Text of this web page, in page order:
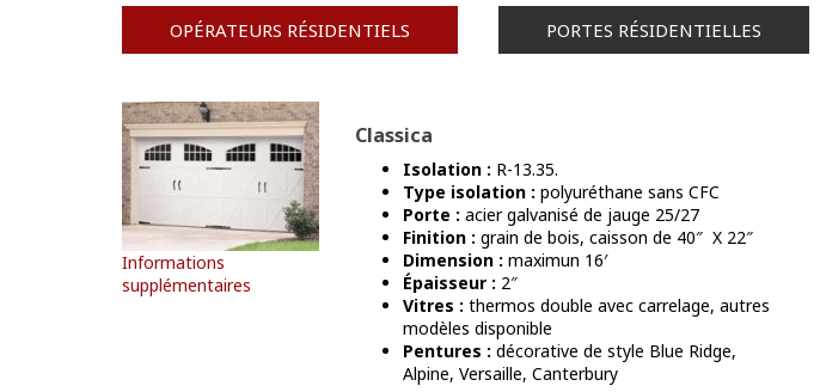
OPÉRATEURS RÉSIDENTIELS PORTES RÉSIDENTIELLES
Informations
supplémentaires
Classica
Isolation : R-13.35.
Type isolation : polyuréthane sans CFC
Porte : acier galvanisé de jauge 25/27
Finition : grain de bois, caisson de 40″ X 22″
Dimension : maximun 16′
Épaisseur : 2″
Vitres : thermos double avec carrelage, autres
modèles disponible
Pentures : décorative de style Blue Ridge,
Alpine, Versaille, Canterbury